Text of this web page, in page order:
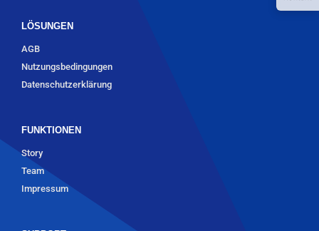
LÖSUNGEN
AGB
Nutzungsbedingungen
Datenschutzerklärung
FUNKTIONEN
Story
Team
Impressum